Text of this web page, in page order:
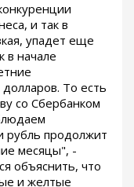
и так в
упадет еще
в начале
То есть
со Сбербанком
рубль продолжит
месяцы", -
объяснить, что
и желтые